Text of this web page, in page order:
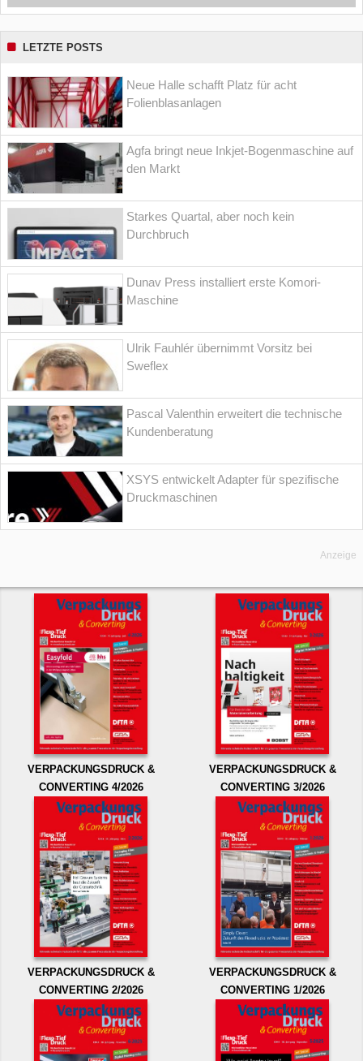
LETZTE POSTS
Neue Halle schafft Platz für acht
Folienblasanlagen
Agfa bringt neue Inkjet-Bogenmaschine auf
den Markt
Starkes Quartal, aber noch kein
Durchbruch
Dunav Press installiert erste Komori-
Maschine
Ulrik Fauhlér übernimmt Vorsitz bei
Sweflex
Pascal Valenthin erweitert die technische
Kundenberatung
XSYS entwickelt Adapter für spezifische
Druckmaschinen
Anzeige
VERPACKUNGSDRUCK &
CONVERTING 4/2026
VERPACKUNGSDRUCK &
CONVERTING 3/2026
VERPACKUNGSDRUCK &
CONVERTING 2/2026
VERPACKUNGSDRUCK &
CONVERTING 1/2026